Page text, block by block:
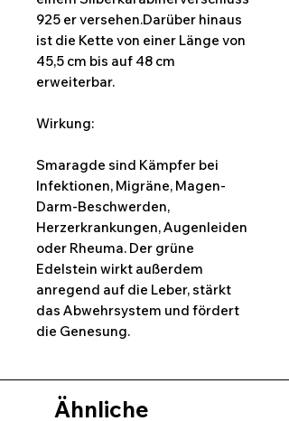
925 er versehen.Darüber hinaus
ist die Kette von einer Länge von
45,5 cm bis auf 48 cm
erweiterbar.
Wirkung:
Smaragde sind Kämpfer bei
Infektionen, Migräne, Magen-
Darm-Beschwerden,
Herzerkrankungen, Augenleiden
oder Rheuma. Der grüne
Edelstein wirkt außerdem
anregend auf die Leber, stärkt
das Abwehrsystem und fördert
die Genesung.
Ähnliche